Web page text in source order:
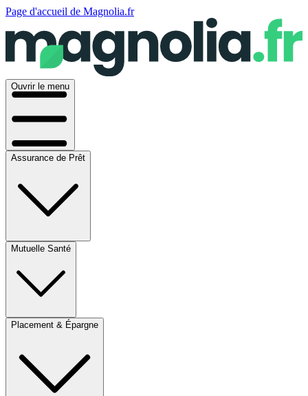
Page d'accueil de Magnolia.fr
Ouvrir le menu
Assurance de Prêt
Mutuelle Santé
Placement & Épargne